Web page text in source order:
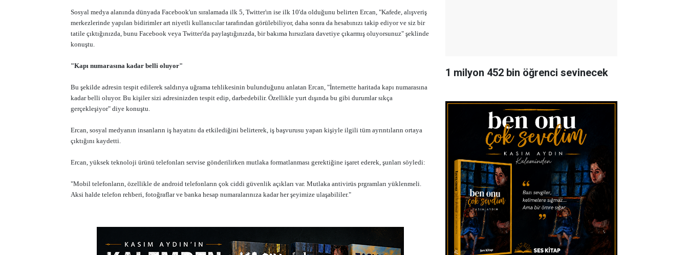
Sosyal medya alanında dünyada Facebook'un sıralamada ilk 5, Twitter'ın ise ilk 10'da olduğunu belirten Ercan, "Kafede, alışveriş
merkezlerinde yapılan bidirimler art niyetli kullanıcılar tarafından görülebiliyor, daha sonra da hesabınızı takip ediyor ve siz bir
tatile çıktığınızda, bunu Facebook veya Twitter'da paylaştığınızda, bir bakıma hırsızlara davetiye çıkarmış oluyorsunuz" şeklinde
konuştu.
"Kapı numarasına kadar belli oluyor"
Bu şekilde adresin tespit edilerek saldırıya uğrama tehlikesinin bulunduğunu anlatan Ercan, "İnternette haritada kapı numarasına
kadar belli oluyor. Bu kişiler sizi adresinizden tespit edip, darbedebilir. Özellikle yurt dışında bu gibi durumlar sıkça
gerçekleşiyor" diye konuştu.
Ercan, sosyal medyanın insanların iş hayatını da etkilediğini belirterek, iş başvurusu yapan kişiyle ilgili tüm ayrıntıların ortaya
çıktığını kaydetti.
Ercan, yüksek teknoloji ürünü telefonları servise gönderilirken mutlaka formatlanması gerektiğine işaret ederek, şunları söyledi:
"Mobil telefonların, özellikle de android telefonların çok ciddi güvenlik açıkları var. Mutlaka antivirüs prgramları yüklenmeli.
Aksi halde telefon rehberi, fotoğraflar ve banka hesap numaralarınıza kadar her şeyimize ulaşabililer."
1 milyon 452 bin öğrenci sevinecek